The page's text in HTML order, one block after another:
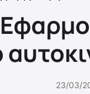
23/03/